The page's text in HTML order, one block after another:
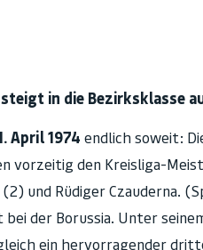
in die Bezirksklasse
April 1974 endlich soweit:
vorzeitig den Kreisliga-
und Rüdiger Czauderna.
der Borussia. Unter
ein hervorragender